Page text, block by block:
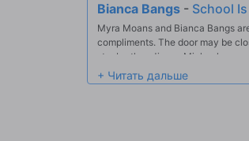
Bianca Bangs - School
Myra Moans and Bianca Bangs
compliments. The door may be
stepbrother, Jimmy Michaels can
alert Myra. They both
is.Later, thinking that the girls
Bianca is the first to react that
on Jimmy's cock first as she